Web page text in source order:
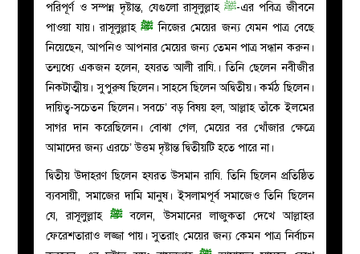
পরিপূর্ণ ও সম্পন্ন দৃষ্টান্ত, যেগুলো রাসূলুল্লাহﷺ-এর পবিত্র জীবনে
পাওয়া যায়। রাসূলুল্লাহﷺনিজের মেয়ের জন্য যেমন পাত্র বেছে
নিয়েছেন, আপনিও আপনার মেয়ের জন্য তেমন পাত্র সন্ধান করুন।
তন্মধ্যে একজন হলেন, হযরত আলী রাযি.। তিনি ছেলেন নবীজীর
নিকটাত্মীয়। সুপুরুষ ছিলেন। সাহসে ছিলেন অদ্বিতীয়। কর্মঠ ছিলেন।
দায়িত্ব-সচেতন ছিলেন। সবচে’ বড় বিষয় হল, আল্লাহ তাঁকে ইলমের
সাগর দান করেছিলেন। বোঝা গেল, মেয়ের বর খোঁজার ক্ষেত্রে
আমাদের জন্য এরচে’ উত্তম দৃষ্টান্ত দ্বিতীয়টি হতে পারে না।
দ্বিতীয় উদাহরণ ছিলেন হযরত উসমান রাযি. তিনি ছিলেন প্রতিষ্ঠিত
ব্যবসায়ী, সমাজের দামি মানুষ। ইসলামপূর্ব সমাজেও তিনি ছিলেন
যে, রাসূলুল্লাহﷺবলেন, উসমানের লাজুকতা দেখে আল্লাহর
ফেরেশতারাও লজ্জা পায়। সুতরাং মেয়ের জন্য কেমন পাত্র নির্বাচন